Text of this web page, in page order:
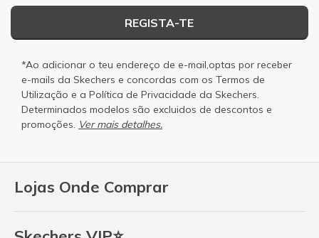
Lojas Onde Comprar
REGISTA-TE
*Ao adicionar o teu endereço de e-mail,optas por receber
e-mails da Skechers e concordas com os Termos de
Utilização e a Política de Privacidade da Skechers.
Determinados modelos são excluidos de descontos e
promoções. Ver mais detalhes.